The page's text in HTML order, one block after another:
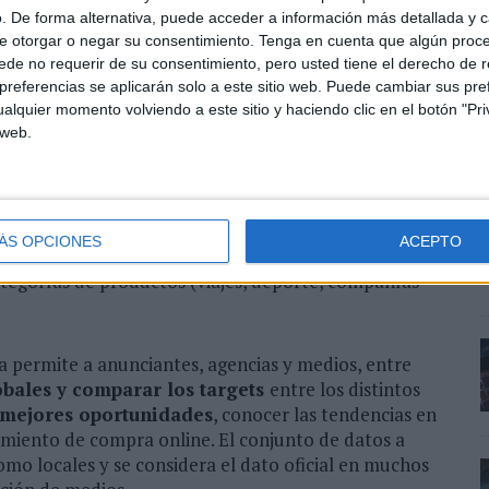
De forma alternativa, puede acceder a información más detallada y
otorgar o negar su consentimiento. Tenga en cuenta que algún
no requerir de su consentimiento, pero usted tiene el derecho de
se aplicarán solo a este sitio web. Puede cambiar sus
momento volviendo a este sitio y haciendo clic en el botón
OPCIONES ACEPTO
a nivel nacional o por regiones
los efectos del coronavirus durante y después
del consumidor: exposición a medios de
estilos de vida o actividades
incluyendo tecnología, automoción,
deportivas, información de gamers y
TV y series, actitudes hacia la tecnología,
de productos (viajes, deporte, compañías
a anunciantes, agencias y medios, entre
y comparar los targets entre los distintos
oportunidades, conocer las tendencias en
de compra online. El conjunto de datos a
locales y se considera el dato oficial en muchos